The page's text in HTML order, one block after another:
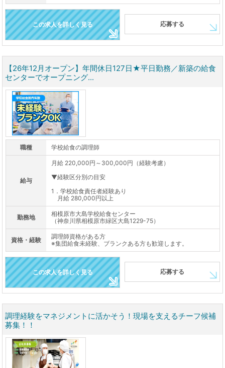
この求人を詳しく見る 応募する
【26年12月オープン】年間休日127日★平日勤務／新築の給食
センターでオープニング...
職種 学校給食の調理師
給与
月給 220,000円～300,000円（経験考慮）
▼経験区分別の目安
1．学校給食責任者経験あり
月給 280,000円以上
勤務地
相模原市大島学校給食センター
（神奈川県相模原市緑区大島1229-75）
資格・経験
調理師資格がある方
※集団給食未経験、ブランクある方も歓迎します。
この求人を詳しく見る 応募する
調理経験をマネジメントに活かそう！現場を支えるチーフ候補
募集！！